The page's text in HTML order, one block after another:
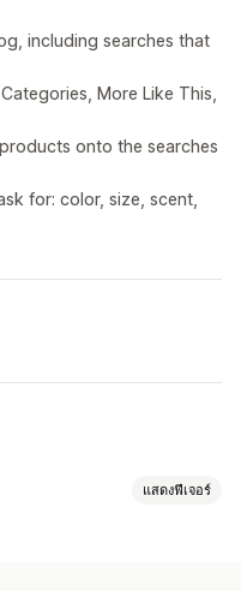
including searches that
More Like This,
onto the searches
for: color, size, scent,
แสดงฟีเจอร์